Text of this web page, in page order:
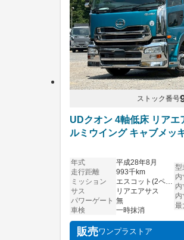
ストック番号
UDクオン 4軸低床 リアエ
ルミウイング キャブメッ
年式
平成28年8月
走行距離
993千km
ミッション
エスコット(2ペダル)
サス
リアエアサス
パワーゲート 無
車検
一時抹消
型
内
内
内
最
販売ワンプラストア